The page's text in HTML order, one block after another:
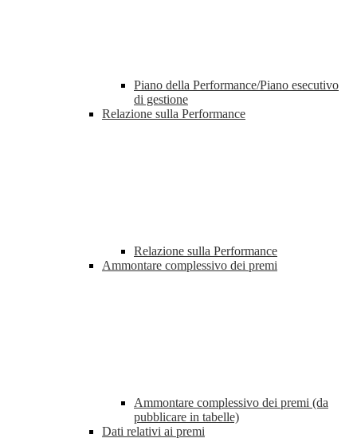
Piano della Performance/Piano esecutivo
di gestione
Relazione sulla Performance
Relazione sulla Performance
Ammontare complessivo dei premi
Ammontare complessivo dei premi (da
pubblicare in tabelle)
Dati relativi ai premi